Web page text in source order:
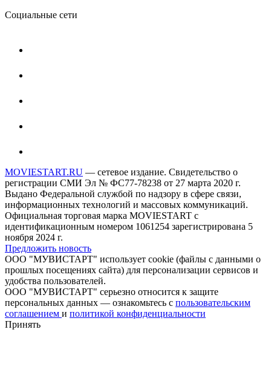
Социальные сети
MOVIESTART.RU — сетевое издание. Свидетельство о
регистрации СМИ Эл № ФС77-78238 от 27 марта 2020 г.
Выдано Федеральной службой по надзору в сфере связи,
информационных технологий и массовых коммуникаций.
Официальная торговая марка MOVIESTART с
идентификационным номером 1061254 зарегистрирована 5
ноября 2024 г.
Предложить новость
ООО "МУВИСТАРТ" использует cookie (файлы с данными о
прошлых посещениях сайта) для персонализации сервисов и
удобства пользователей.
ООО "МУВИСТАРТ" серьезно относится к защите
персональных данных — ознакомьтесь с пользовательским
соглашением и политикой конфиденциальности
Принять